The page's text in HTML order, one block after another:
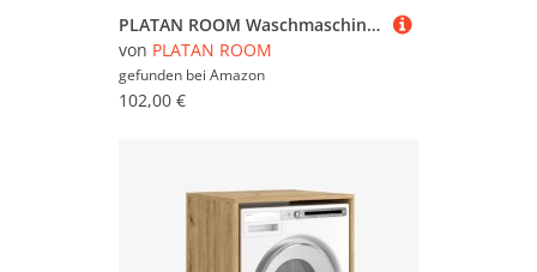
PLATAN ROOM Waschmaschinenschrank 90 x 65 x 50/56 cm geeignet für Waschmaschine & Wäschetrockner, Waschmaschinenschrank Überbauschrank, Badezimmermöbel (Sonoma Eiche, 50 cm tief)
von PLATAN ROOM
gefunden bei Amazon
102,00 €